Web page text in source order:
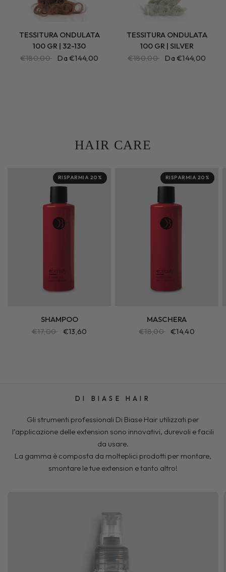
TESSITURA ONDULATA
100 GR | 32-130
€180,00 Da €144,00
TESSITURA ONDULATA
100 GR | SILVER
€180,00 Da €144,00
HAIR CARE
RISPARMIA 20%
SHAMPOO
€17,00 €13,60
RISPARMIA 20%
MASCHERA
€18,00 €14,40
DI BIASE HAIR
Gli strumenti professionali Di Biase Hair utilizzati per
l’applicazione delle extension sono innovativi, durevoli e facili
da usare.
La gamma è composta da molteplici prodotti per montare,
smontare le tue extension e tanto altro!